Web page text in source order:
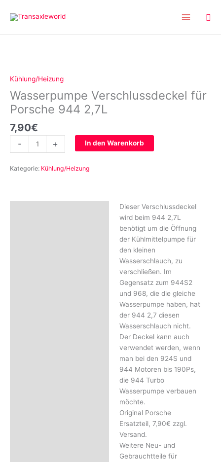
Inhalt
Kühlung/Heizung
Wasserpumpe Verschlussdeckel für
Porsche 944 2,7L
7,90€
-
Porsche
944
2,7L
Menge
+ In den Warenkorb
Kategorie: Kühlung/Heizung
Dieser Verschlussdeckel
wird beim 944 2,7L
benötigt um die Öffnung
der Kühlmittelpumpe für
den kleinen
Wasserschlauch, zu
verschließen. Im
Gegensatz zum 944S2
und 968, die die gleiche
Wasserpumpe haben, hat
der 944 2,7 diesen
Wasserschlauch nicht.
Der Deckel kann auch
verwendet werden, wenn
man bei den 924S und
944 Motoren bis 190Ps,
die 944 Turbo
Wasserpumpe verbauen
möchte.
Original Porsche
Ersatzteil, 7,90€ zzgl.
Versand.
Weitere Neu- und
Gebrauchtteile für